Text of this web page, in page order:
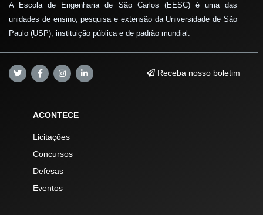
A Escola de Engenharia de São Carlos (EESC) é uma das
unidades de ensino, pesquisa e extensão da Universidade de São
Paulo (USP), instituição pública e de padrão mundial.
Receba nosso boletim
ACONTECE
Licitações
Concursos
Defesas
Eventos